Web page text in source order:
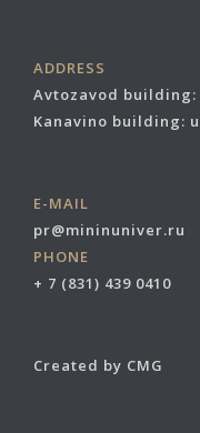
ADDRESS
Avtozavod building:
Kanavino building:
E-MAIL
pr@mininuniver.ru
PHONE
+ 7 (831) 439 0410
Created by CMG